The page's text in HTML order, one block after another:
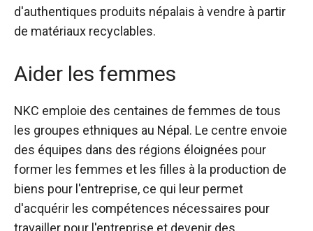
d'authentiques produits népalais à vendre à partir
de matériaux recyclables.
Aider les femmes
NKC emploie des centaines de femmes de tous
les groupes ethniques au Népal. Le centre envoie
des équipes dans des régions éloignées pour
former les femmes et les filles à la production de
biens pour l'entreprise, ce qui leur permet
d'acquérir les compétences nécessaires pour
travailler pour l'entreprise et devenir des